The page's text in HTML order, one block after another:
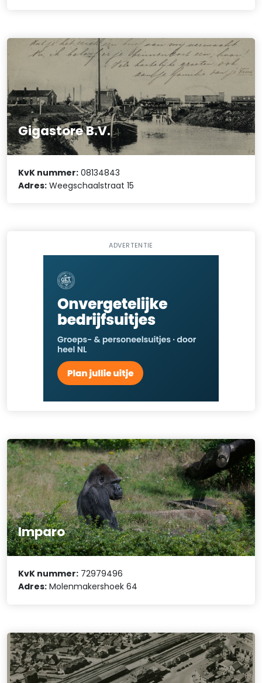
Gigastore B.V.
KvK nummer: 08134843
Adres: Weegschaalstraat 15
ADVERTENTIE
Imparo
KvK nummer: 72979496
Adres: Molenmakershoek 64